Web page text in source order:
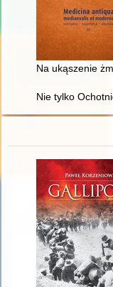
Na ukąszenie
Nie tylko